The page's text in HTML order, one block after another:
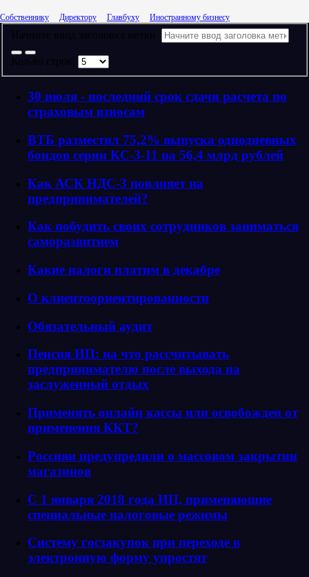
Собственнику Директору Главбуху Иностранному бизнесу
Начните ввод заголовка метки
Кол-во строк:
30 июля - последний срок сдачи расчета по
страховым взносам
ВТБ разместил 75,2% выпуска однодневных
бондов серии КС-3-11 на 56,4 млрд рублей
Как АСК НДС-3 повлияет на
предпринимателей?
Как побудить своих сотрудников заниматься
саморазвитием
Какие налоги платим в декабре
О клиентоориентированности
Обязательный аудит
Пенсия ИП: на что рассчитывать
предпринимателю после выхода на
заслуженный отдых
Применять онлайн кассы или освобожден от
применения ККТ?
Россиян предупредили о массовом закрытии
магазинов
С 1 января 2018 года ИП, применяющие
специальные налоговые режимы
Систему госзакупок при переходе в
электронную форму упростят